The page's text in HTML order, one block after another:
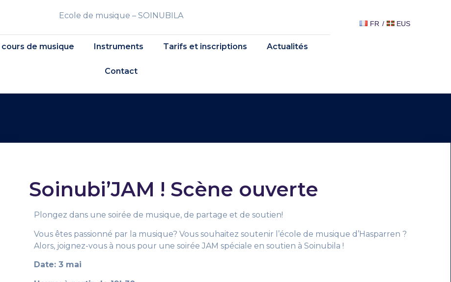
Ecole de musique – SOINUBILA
cours de musique Instruments Tarifs et inscriptions Actualités
Contact
FR EUS
Soinubi’JAM ! Scène ouverte
Plongez dans une soirée de musique, de partage et de soutien!
Vous êtes passionné par la musique? Vous souhaitez soutenir l’école de musique d’Hasparren ?
Alors, joignez-vous à nous pour une soirée JAM spéciale en soutien à Soinubila !
Date: 3 mai